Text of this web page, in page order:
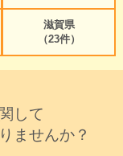
滋賀県
（23件）
して
ませんか？